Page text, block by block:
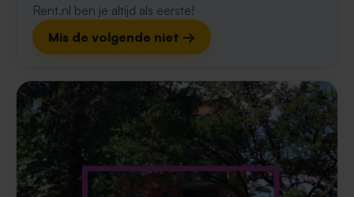
Rent.nl ben je altijd als eerste!
Mis de volgende niet →